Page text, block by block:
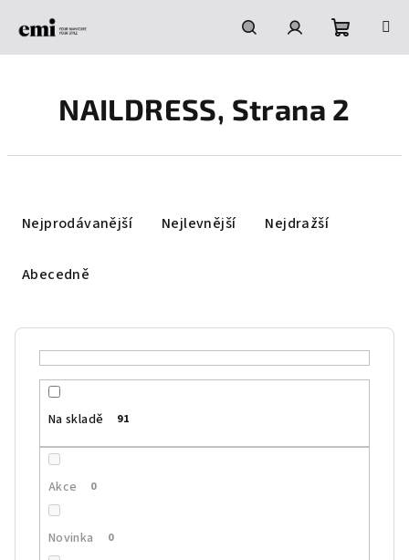
HledatPřihlášeníNákupní
košík
NAILDRESS, Strana 2
Nejprodávanější Nejlevnější Nejdražší
Abecedně
Na skladě 91
Akce 0
Novinka 0